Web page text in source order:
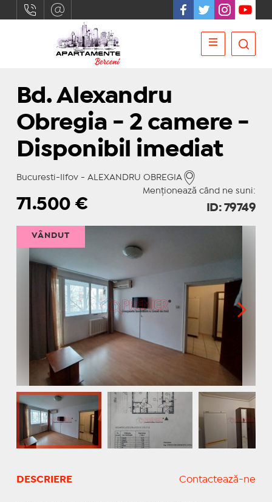
Bd. Alexandru
Obregia - 2 camere -
Disponibil imediat
Bucuresti-Ilfov - ALEXANDRU OBREGIA
Menționează când ne suni:
71.500€ ID: 79749
VÂNDUT
DESCRIERE Contactează-ne